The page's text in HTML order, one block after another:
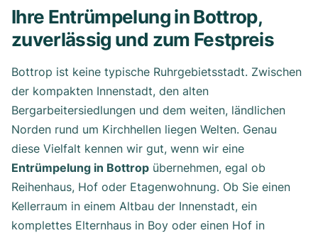
Ihre Entrümpelung in Bottrop,
zuverlässig und zum Festpreis
Bottrop ist keine typische Ruhrgebietsstadt. Zwischen
der kompakten Innenstadt, den alten
Bergarbeitersiedlungen und dem weiten, ländlichen
Norden rund um Kirchhellen liegen Welten. Genau
diese Vielfalt kennen wir gut, wenn wir eine
Entrümpelung in Bottrop übernehmen, egal ob
Reihenhaus, Hof oder Etagenwohnung. Ob Sie einen
Kellerraum in einem Altbau der Innenstadt, ein
komplettes Elternhaus in Boy oder einen Hof in